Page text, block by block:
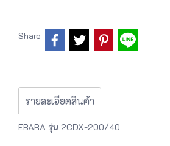
Share
รายละเอียดสินค้า
EBARA รุ่น 2CDX-200/40